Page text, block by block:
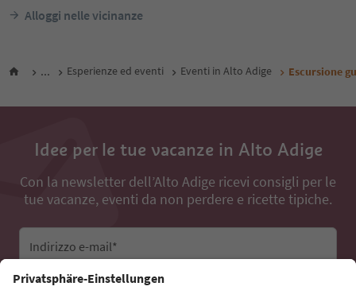
Alloggi nelle vicinanze
... Esperienze ed eventi Eventi in Alto Adige Escursione
Idee per le tue vacanze in Alto Adige
Con la newsletter dell’Alto Adige ricevi consigli per le
tue vacanze, eventi da non perdere e ricette tipiche.
Indirizzo e-mail*